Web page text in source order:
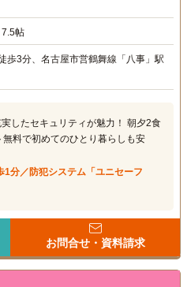
7.5帖
歩3分、名古屋市営鶴舞線「八事」駅
したセキュリティが魅力！ 朝夕2食
料で初めてのひとり暮らしも安
分／防犯システム「ユニセーフ
お問合せ・資料請求